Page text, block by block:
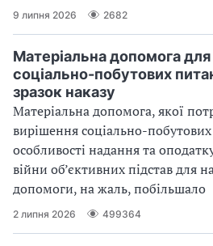
9 липня 2026 2682
Матеріальна допомога
соціально-побутових
зразок наказу
Матеріальна допомога, якої
вирішення соціально-
особливості надання та
війни об’єктивних підстав для
допомоги, на жаль, побільшало
2 липня 2026 499364